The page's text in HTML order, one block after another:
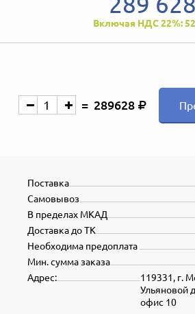
Включая НДС 22%:
289628
Поставка
Самовывоз
В пределах МКАД
Доставка до ТК
Необходима предоплата
Мин. сумма заказа
119331, г.
Ульяновой
офис 10
Адрес: